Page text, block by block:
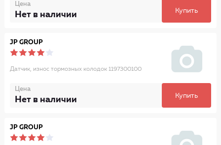
Цена
Нет в наличии Купить
JP GROUP
Датчик, износ тормозных колодок 1197300100
Цена
Нет в наличии Купить
JP GROUP